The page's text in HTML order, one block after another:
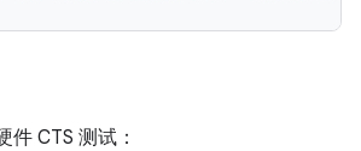
CTS 测试：